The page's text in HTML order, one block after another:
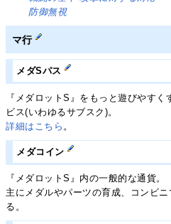
防御無視
マ行
メダSパス
『メダロットS』をもっと遊びやす
ビス(いわゆるサブスク)。
詳細はこちら 。
メダコイン
『メダロットS』内の一般的な通貨。
主にメダルやパーツの育成、コンビ
る。